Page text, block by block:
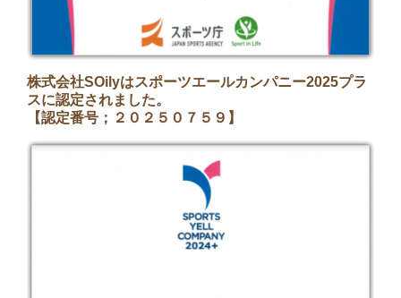
株式会社SOilyはスポーツエールカンパニー2025プラ
スに認定されました。
【認定番号；２０２５０７５９】